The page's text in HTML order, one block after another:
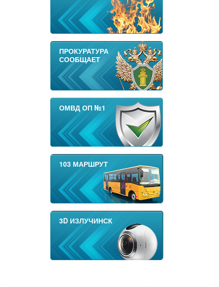
ПРОКУРАТУРА
СООБЩАЕТ
ОМВД ОП №1
103 МАРШРУТ
3D ИЗЛУЧИНСК